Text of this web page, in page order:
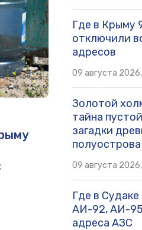
Где в Крыму
отключили
адресов
09 августа 2026,
Золотой
тайна
загадки
полуострова
09 августа 2026,
Где в Судаке
АИ-92, АИ-95
адреса АЗС